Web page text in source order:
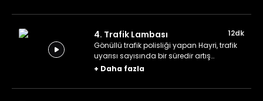
4. Trafik Lambası
12dk
Gönüllü trafik polisliği yapan Hayri, trafik
uyarısı sayısında bir süredir artış
olduğunu gözlemler ve bunun sebebini
+ Daha fazla